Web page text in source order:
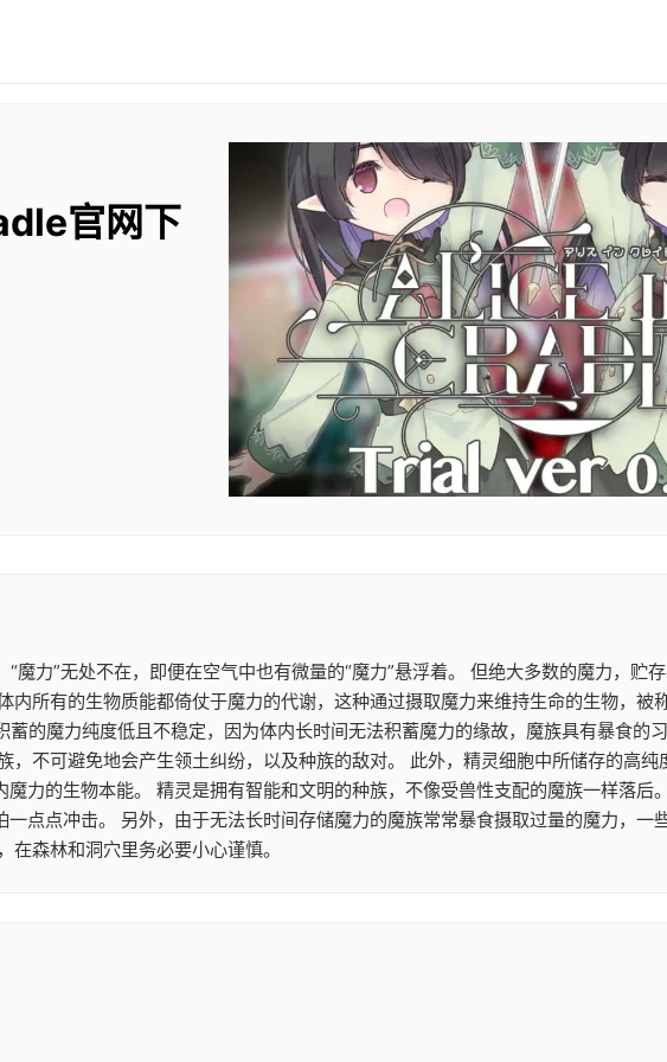
官网下
魔力”无处不在，即便在空气中也有微量的“魔力”悬浮着。 但绝大多数的魔力，贮存
所有的生物质能都倚仗于魔力的代谢，这种通过摄取魔力来维持生命的生物，被
的魔力纯度低且不稳定，因为体内长时间无法积蓄魔力的缘故，魔族具有暴食的
，不可避免地会产生领土纠纷，以及种族的敌对。 此外，精灵细胞中所储存的高
力的生物本能。 精灵是拥有智能和文明的种族，不像受兽性支配的魔族一样落后
点点冲击。 另外，由于无法长时间存储魔力的魔族常常暴食摄取过量的魔力，一
森林和洞穴里务必要小心谨慎。